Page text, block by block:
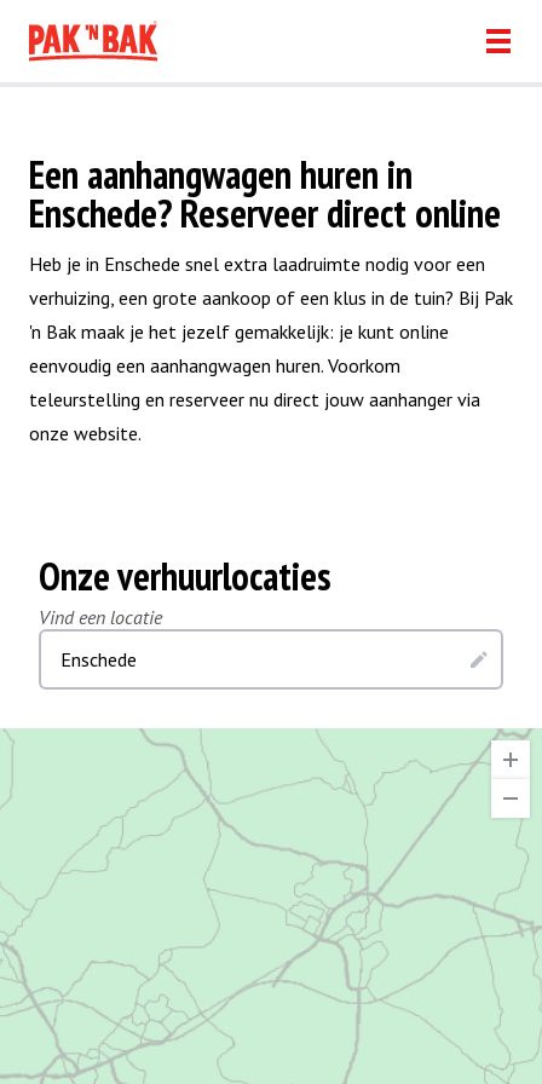
Een aanhangwagen huren in
Enschede? Reserveer direct online
Heb je in Enschede snel extra laadruimte nodig voor een
verhuizing, een grote aankoop of een klus in de tuin? Bij Pak
'n Bak maak je het jezelf gemakkelijk: je kunt online
eenvoudig een aanhangwagen huren. Voorkom
teleurstelling en reserveer nu direct jouw aanhanger via
onze website.
Onze verhuurlocaties
Vind een locatie
Enschede